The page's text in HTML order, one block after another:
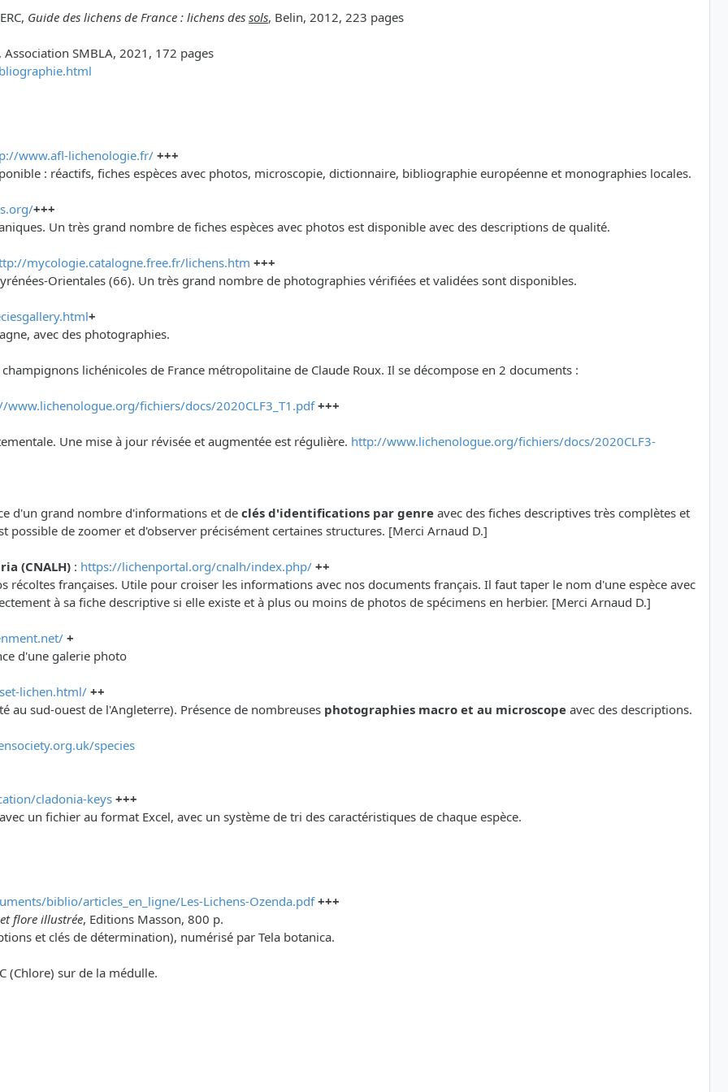
Guide des lichens de France : lichens des sols, Belin, 2012, 223 pages
Association SMBLA, 2021, 172 pages
www.afl-lichenologie.fr/ +++
: réactifs, fiches espèces avec photos, microscopie, dictionnaire, bibliographie européenne et monographies locales.
+++
Un très grand nombre de fiches espèces avec photos est disponible avec des descriptions de qualité.
mycologie.catalogne.free.fr/lichens.htm +++
Orientales (66). Un très grand nombre de photographies vérifiées et validées sont disponibles.
+
avec des photographies.
lichénicoles de France métropolitaine de Claude Roux. Il se décompose en 2 documents :
www.lichenologue.org/fichiers/docs/2020CLF3_T1.pdf+++
Une mise à jour révisée et augmentée est régulière. http://www.lichenologue.org/fichiers/docs/2020CLF3-
d'un grand nombre d'informations et de clés d'identifications par genre avec des fiches descriptives très complètes et
possible de zoomer et d'observer précisément certaines structures. [Merci Arnaud D.]
(CNALH) : https://lichenportal.org/cnalh/index.php/ ++
récoltes françaises. Utile pour croiser les informations avec nos documents français. Il faut taper le nom d'une espèce avec
à sa fiche descriptive si elle existe et à plus ou moins de photos de spécimens en herbier. [Merci Arnaud D.]
+
d'une galerie photo
lichen.html/ ++
au sud-ouest de l'Angleterre). Présence de nombreuses photographies macro et au microscope avec des descriptions.
species
cladonia-keys +++
un fichier au format Excel, avec un système de tri des caractéristiques de chaque espèce.
biblio/articles_en_ligne/Les-Lichens-Ozenda.pdf +++
flore illustrée, Editions Masson, 800 p.
et clés de détermination), numérisé par Tela botanica.
(Chlore) sur de la médulle.